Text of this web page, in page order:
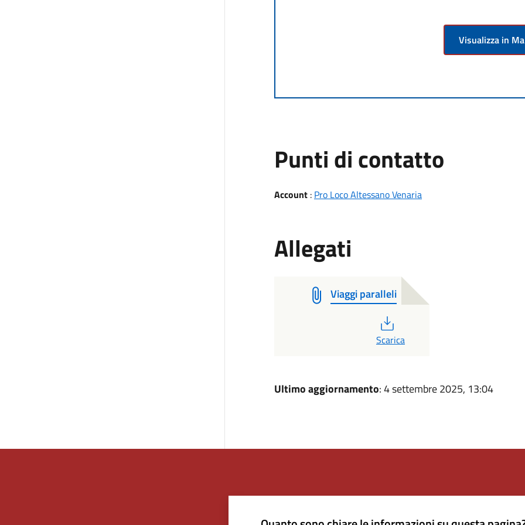
Visualizza in
Punti di contatto
Account: Pro Loco Altessano Venaria
Allegati
Viaggi paralleli
PDF
Scarica
Ultimo aggiornamento: 4 settembre 2025, 13:04